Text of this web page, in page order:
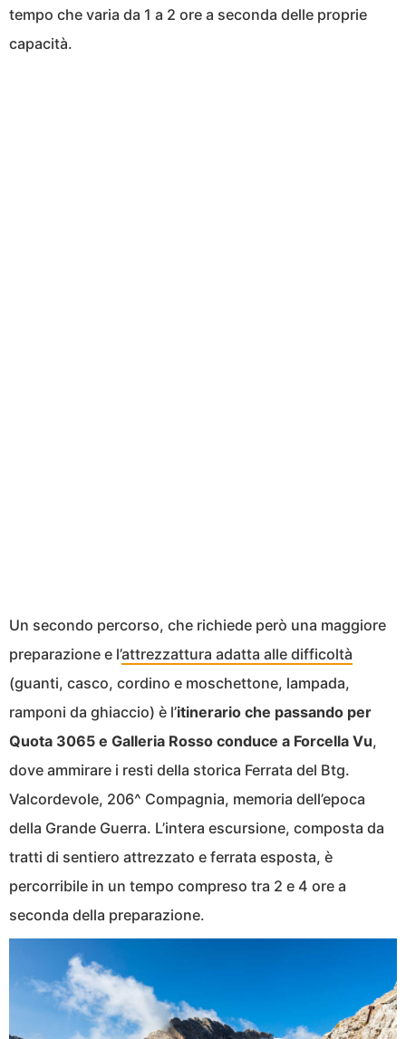
tempo che varia da 1 a 2 ore a seconda delle proprie
capacità.
Un secondo percorso, che richiede però una maggiore
preparazione e l’attrezzattura adatta alle difficoltà
(guanti, casco, cordino e moschettone, lampada,
ramponi da ghiaccio) è l’itinerario che passando per
Quota 3065 e Galleria Rosso conduce a Forcella Vu,
dove ammirare i resti della storica Ferrata del Btg.
Valcordevole, 206^ Compagnia, memoria dell’epoca
della Grande Guerra. L’intera escursione, composta da
tratti di sentiero attrezzato e ferrata esposta, è
percorribile in un tempo compreso tra 2 e 4 ore a
seconda della preparazione.